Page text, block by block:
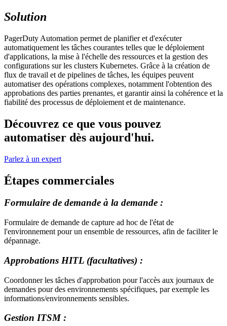
Solution
PagerDuty Automation permet de planifier et d'exécuter
automatiquement les tâches courantes telles que le déploiement
d'applications, la mise à l'échelle des ressources et la gestion des
configurations sur les clusters Kubernetes. Grâce à la création de
flux de travail et de pipelines de tâches, les équipes peuvent
automatiser des opérations complexes, notamment l'obtention des
approbations des parties prenantes, et garantir ainsi la cohérence et la
fiabilité des processus de déploiement et de maintenance.
Découvrez ce que vous pouvez
automatiser dès aujourd'hui.
Parlez à un expert
Étapes commerciales
Formulaire de demande à la demande :
Formulaire de demande de capture ad hoc de l'état de
l'environnement pour un ensemble de ressources, afin de faciliter le
dépannage.
Approbations HITL (facultatives) :
Coordonner les tâches d'approbation pour l'accès aux journaux de
demandes pour des environnements spécifiques, par exemple les
informations/environnements sensibles.
Gestion ITSM :